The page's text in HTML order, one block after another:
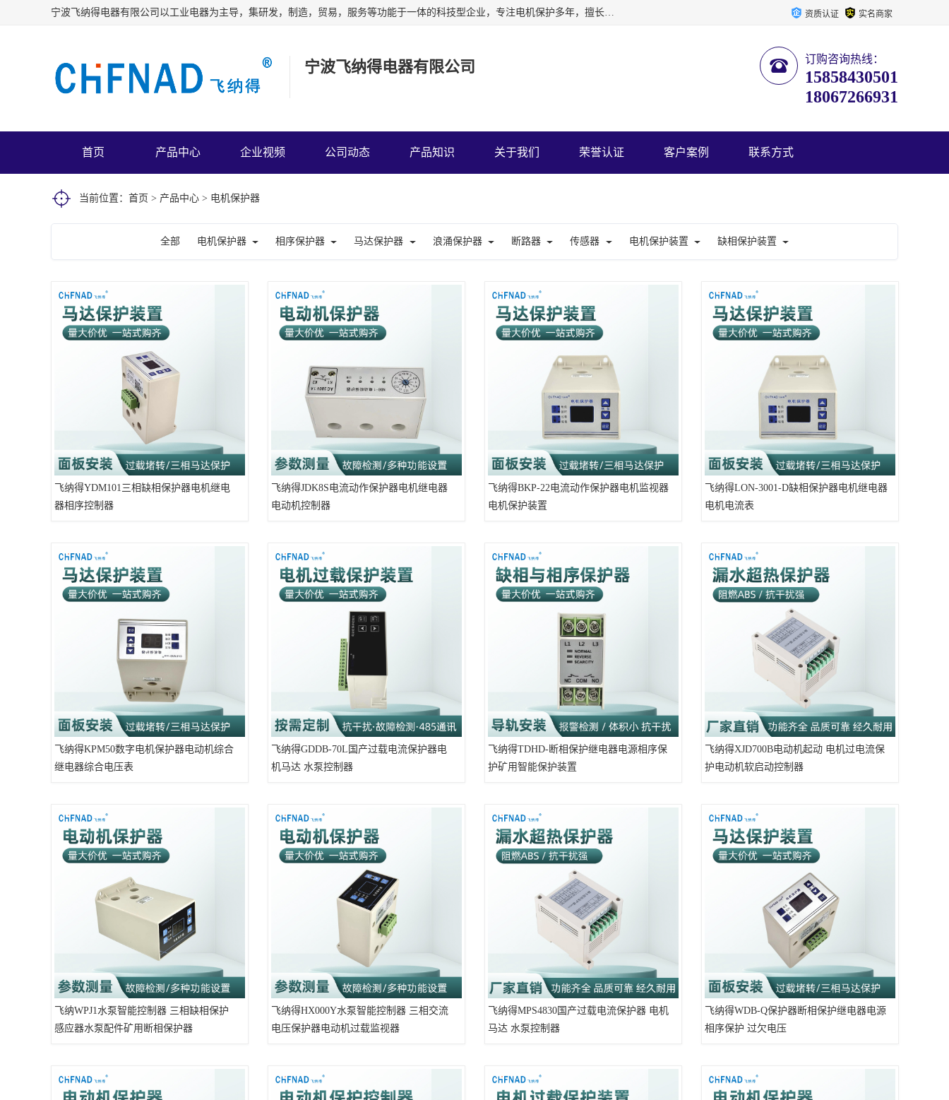
宁波飞纳得电器有限公司以工业电器为主导，集研发，制造，贸易，服务等功能于一体的科技型企业，专注电机保护多年，擅长单片机技术在工业控制、电力电子、汽车电子等领域的应用。主要产品有电机保护器，缺相保护器，相序保护器，电压电流表，浪涌保护器，温控器等我们的使命是通过系统的解决方案为客户创造高的价值，我们也热诚欢迎国内外客户来公司考察交流。 资质认证 实名商家
宁波飞纳得电器有限公司 订购咨询热线：
15858430501
18067266931
首页 产品中心 企业视频 公司动态 产品知识 关于我们 荣誉认证 客户案例 联系方式
当前位置： 首页 > 产品中心 > 电机保护器
全部 电机保护器 相序保护器 马达保护器 浪涌保护器 断路器 传感器 电机保护装置 缺相保护装置
飞纳得YDM101三相缺相保护器电机继电
器相序控制器
飞纳得JDK8S电流动作保护器电机继电器
电动机控制器
飞纳得BKP-22电流动作保护器电机监视器
电机保护装置
飞纳得LON-3001-D缺相保护器电机继电器
电机电流表
飞纳得KPM50数字电机保护器电动机综合
继电器综合电压表
飞纳得GDDB-70L国产过载电流保护器电
机马达 水泵控制器
飞纳得TDHD-断相保护继电器电源相序保
护矿用智能保护装置
飞纳得XJD700B电动机起动 电机过电流保
护电动机软启动控制器
飞纳WPJ1水泵智能控制器 三相缺相保护
感应器水泵配件矿用断相保护器
飞纳得HX000Y水泵智能控制器 三相交流
电压保护器电动机过载监视器
飞纳得MPS4830国产过载电流保护器 电机
马达 水泵控制器
飞纳得WDB-Q保护器断相保护继电器电源
相序保护 过欠电压